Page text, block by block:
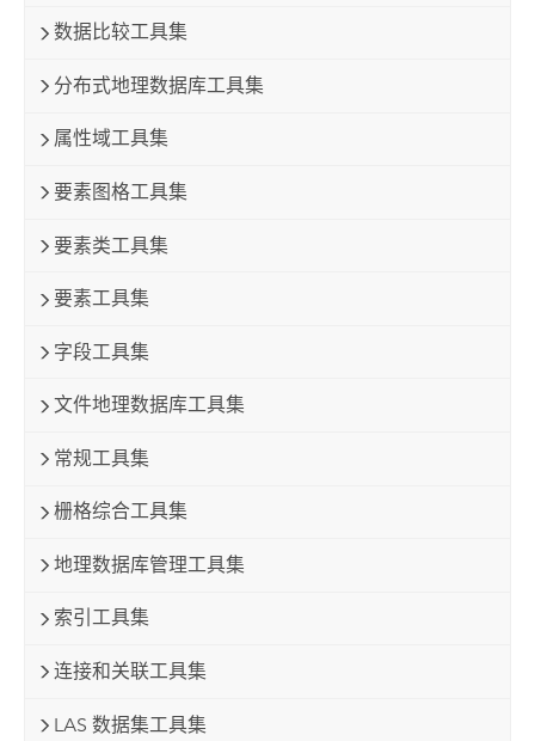
数据比较工具集
分布式地理数据库工具集
属性域工具集
要素图格工具集
要素类工具集
要素工具集
字段工具集
文件地理数据库工具集
常规工具集
栅格综合工具集
地理数据库管理工具集
索引工具集
连接和关联工具集
LAS 数据集工具集